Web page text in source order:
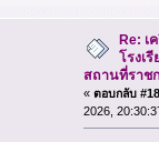
Re: เ
โรงเ
สถานที่ราช
« ตอบกลับ
2026,